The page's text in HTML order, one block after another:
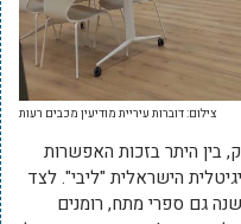
צילום: דוברות עיריית מודיעין מכבים רעות
בין היתר בזכות האפשרות
הישראלית "ליבי". לצד
גם ספרי מתח, רומנים